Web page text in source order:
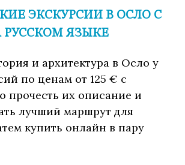
ЭКСКУРСИИ В ОСЛО С
ЯЗЫКЕ
и архитектура в Осло у
по ценам от 125 € с
прочесть их описание и
лучший маршрут для
купить онлайн в пару